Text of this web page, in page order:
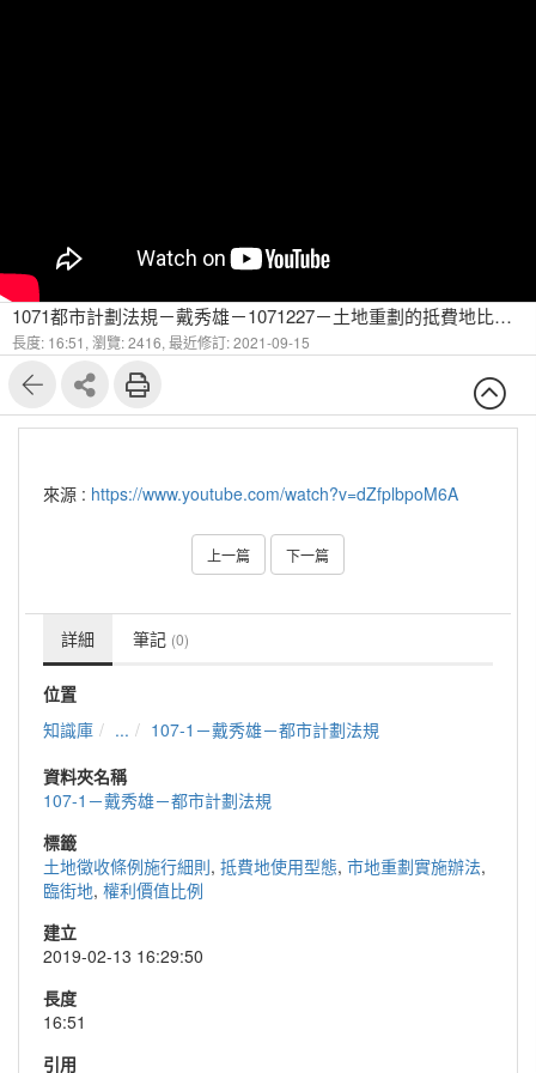
1071都市計劃法規－戴秀雄－1071227－土地重劃的抵費地比例問題及實際操作原理(2)
長度: 16:51, 瀏覽: 2416, 最近修訂: 2021-09-15
來源 : https://www.youtube.com/watch?v=dZfplbpoM6A
上一篇 下一篇
詳細 筆記 (0)
位置
知識庫
...
107-1－戴秀雄－都市計劃法規
資料夾名稱
107-1－戴秀雄－都市計劃法規
標籤
土地徵收條例施行細則, 抵費地使用型態, 市地重劃實施辦法,
臨街地, 權利價值比例
建立
2019-02-13 16:29:50
長度
16:51
引用